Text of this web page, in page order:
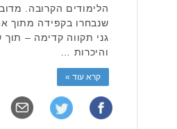
הלימודים הקרובה.
שנבחרו בקפידה מתוך
גני תקווה קדימה – תוך
והיכרות …
קרא עוד »